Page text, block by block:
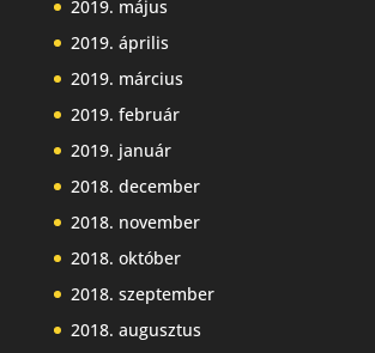
2019. május
2019. április
2019. március
2019. február
2019. január
2018. december
2018. november
2018. október
2018. szeptember
2018. augusztus